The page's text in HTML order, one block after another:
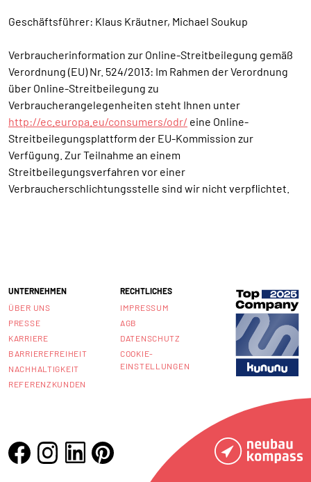
Geschäftsführer: Klaus Kräutner, Michael Soukup
Verbraucherinformation zur Online-Streitbeilegung gemäß
Verordnung (EU) Nr. 524/2013: Im Rahmen der Verordnung
über Online-Streitbeilegung zu
Verbraucherangelegenheiten steht Ihnen unter
http://ec.europa.eu/consumers/odr/ eine Online-
Streitbeilegungsplattform der EU-Kommission zur
Verfügung. Zur Teilnahme an einem
Streitbeilegungsverfahren vor einer
Verbraucherschlichtungsstelle sind wir nicht verpflichtet.
UNTERNEHMEN
ÜBER UNS
PRESSE
KARRIERE
BARRIEREFREIHEIT
NACHHALTIGKEIT
REFERENZKUNDEN
RECHTLICHES
IMPRESSUM
AGB
DATENSCHUTZ
COOKIE-
EINSTELLUNGEN